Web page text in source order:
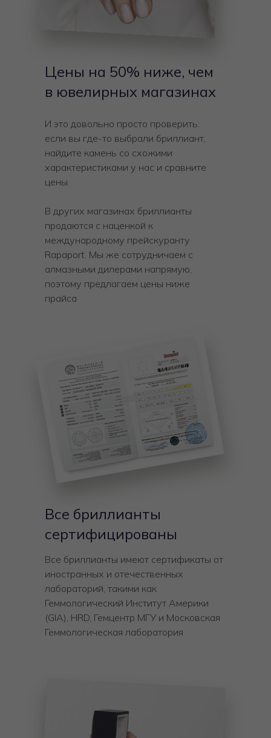
Цены на 50% ниже, чем
в ювелирных магазинах
И это довольно просто проверить:
если вы где-то выбрали бриллиант,
найдите камень со схожими
характеристиками у нас и сравните
цены.
В других магазинах бриллианты
продаются с наценкой к
международному прейскуранту
Rapaport. Мы же сотрудничаем с
алмазными дилерами напрямую,
поэтому предлагаем цены ниже
прайса
Все бриллианты
сертифицированы
Все бриллианты имеют сертификаты от
иностранных и отечественных
лабораторий, такими как
Геммологический Институт Америки
(GIA), HRD, Гемцентр МГУ и Московская
Геммологическая лаборатория